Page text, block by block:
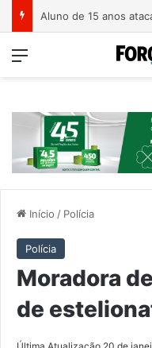
Menu
Início / Polícia
Polícia
Moradora
de